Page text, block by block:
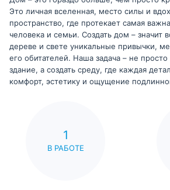
Это личная вселенная, место силы и
пространство, где протекает самая
человека и семьи. Создать дом – значит
дереве и свете уникальные привычки,
его обитателей. Наша задача – не просто
здание, а создать среду, где каждая
комфорт, эстетику и ощущение
1
В РАБОТЕ